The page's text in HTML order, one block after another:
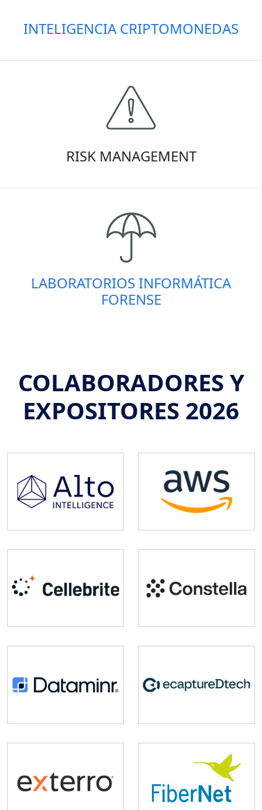
INTELIGENCIA CRIPTOMONEDAS
RISK MANAGEMENT
LABORATORIOS INFORMÁTICA
FORENSE
COLABORADORES Y
EXPOSITORES 2026